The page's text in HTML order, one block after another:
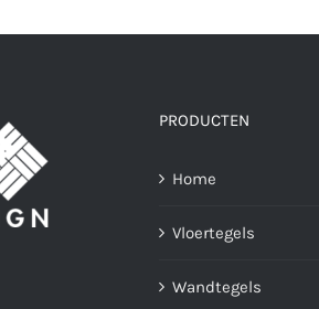
PRODUCTEN
Home
Vloertegels
Wandtegels